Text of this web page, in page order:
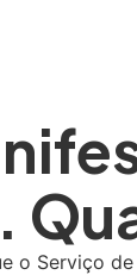
o Serviço